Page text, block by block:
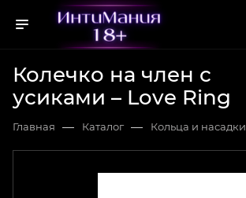
Колечко на член с
усиками – Love Ring
Главная — Каталог — Кольца и насадки